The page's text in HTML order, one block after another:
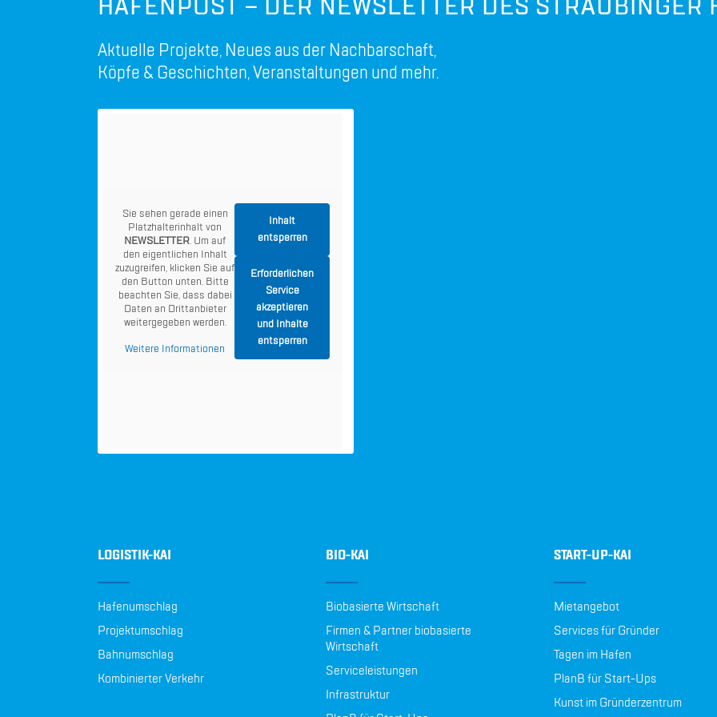
HAFENPOST – DER NEWSLETTER DES STRAUBINGER
Aktuelle Projekte, Neues aus der Nachbarschaft,
Köpfe & Geschichten, Veranstaltungen und mehr.
Sie sehen gerade einen
Platzhalterinhalt von
NEWSLETTER . Um auf
den eigentlichen Inhalt
zuzugreifen, klicken Sie auf
den Button unten. Bitte
beachten Sie, dass dabei
Daten an Drittanbieter
weitergegeben werden.
Weitere Informationen
Inhalt
entsperren
Erforderlichen
Service
akzeptieren
und Inhalte
entsperren
LOGISTIK-KAI
Hafenumschlag
Projektumschlag
Bahnumschlag
Kombinierter Verkehr
BIO-KAI
Biobasierte Wirtschaft
Firmen & Partner biobasierte
Wirtschaft
Serviceleistungen
Infrastruktur
START-UP-KAI
Mietangebot
Services für Gründer
Tagen im Hafen
PlanB für Start-Ups
Kunst im Gründerzentrum